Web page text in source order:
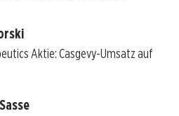
Aktie: Casgevy-Umsatz auf